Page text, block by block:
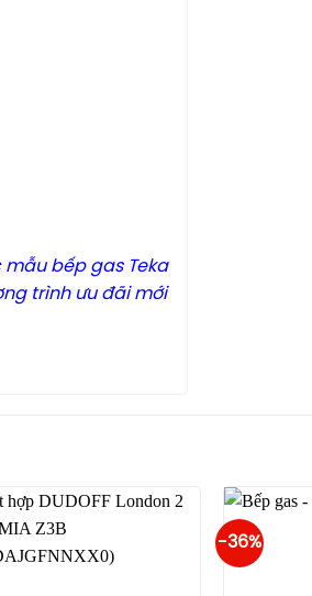
bếp gas Teka
trình ưu đãi mới
-36%